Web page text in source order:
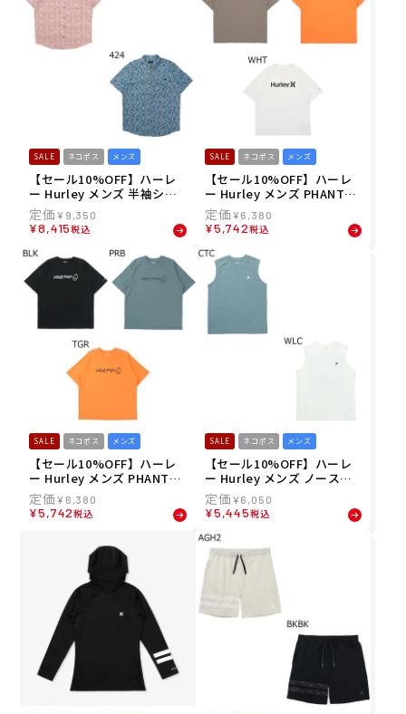
SALE ネコポス メンズ
【セール10%OFF】ハーレ
ー Hurley メンズ 半袖シャ
ツ ワンアンドオンリー リド
ストレッチ ショートスリー
ブ MVS03668 26SU
¥ 9,350
¥8,415税込
SALE ネコポス メンズ
【セール10%OFF】ハーレ
ー Hurley メンズ PHANTO
M ワンアンドオンリー オー
バーサイズ ショートスリー
ブ Tシャツ MUSS251078 26
SU
¥6,380
¥5,742税込
SALE ネコポス メンズ
【セール10%OFF】ハーレ
ー Hurley メンズ PHANTO
M ハブファン オーバーサイ
ズ ショートスリーブ Tシャ
ツ MUSS251028 26SU
¥ 6,380
¥5,742税込
SALE ネコポス メンズ
【セール10%OFF】ハーレ
ー Hurley メンズ ノースリ
ーブ PHANTOM スクエアロ
ゴ スリーブレス MUSL2510
82 26SU
¥6,050
¥5,445税込